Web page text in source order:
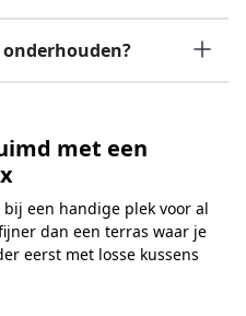
met een
een handige plek voor al
dan een terras waar je
eerst met losse kussens